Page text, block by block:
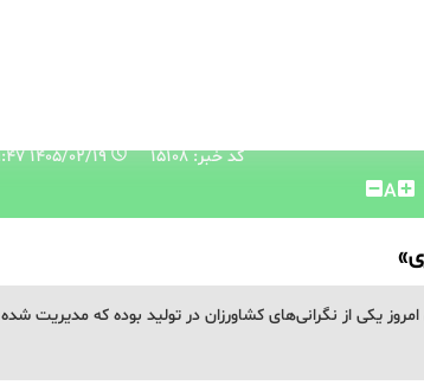
کد خبر: 15108 ۱۴۰۵/۰۲/۱۹ ۱۰:۱۹:۴۷
A
یکی از نگرانی‌های کشاورزان در تولید بوده که مدیریت شده